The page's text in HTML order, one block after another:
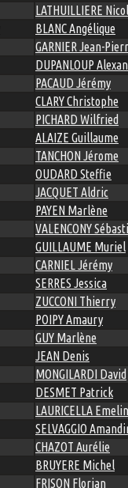
LATHUILLIERE
BLANC Angélique
GARNIER Jean-
DUPANLOUP
PACAUD Jérémy
CLARY Christophe
PICHARD Wilfried
ALAIZE Guillaume
TANCHON Jérome
OUDARD Steffie
JACQUET Aldric
PAYEN Marlène
VALENCONY
GUILLAUME Muriel
CARNIEL Jérémy
SERRES Jessica
ZUCCONI Thierry
POIPY Amaury
GUY Marlène
JEAN Denis
MONGILARDI David
DESMET Patrick
LAURICELLA
SELVAGGIO
CHAZOT Aurélie
BRUYERE Michel
FRISON Florian